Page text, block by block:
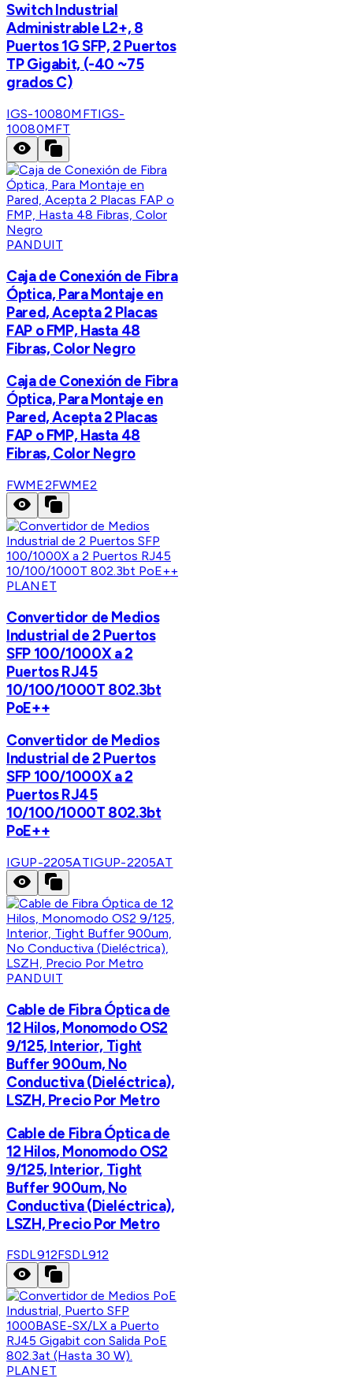
Switch Industrial
Administrable L2+, 8
Puertos 1G SFP, 2 Puertos
TP Gigabit, (-40 ~75
grados C)
IGS-10080MFTIGS-
10080MFT
PANDUIT
Caja de Conexión de Fibra
Óptica, Para Montaje en
Pared, Acepta 2 Placas
FAP o FMP, Hasta 48
Fibras, Color Negro
Caja de Conexión de Fibra
Óptica, Para Montaje en
Pared, Acepta 2 Placas
FAP o FMP, Hasta 48
Fibras, Color Negro
FWME2FWME2
PLANET
Convertidor de Medios
Industrial de 2 Puertos
SFP 100/1000X a 2
Puertos RJ45
10/100/1000T 802.3bt
PoE++
Convertidor de Medios
Industrial de 2 Puertos
SFP 100/1000X a 2
Puertos RJ45
10/100/1000T 802.3bt
PoE++
IGUP-2205ATIGUP-2205AT
PANDUIT
Cable de Fibra Óptica de
12 Hilos, Monomodo OS2
9/125, Interior, Tight
Buffer 900um, No
Conductiva (Dieléctrica),
LSZH, Precio Por Metro
Cable de Fibra Óptica de
12 Hilos, Monomodo OS2
9/125, Interior, Tight
Buffer 900um, No
Conductiva (Dieléctrica),
LSZH, Precio Por Metro
FSDL912FSDL912
PLANET